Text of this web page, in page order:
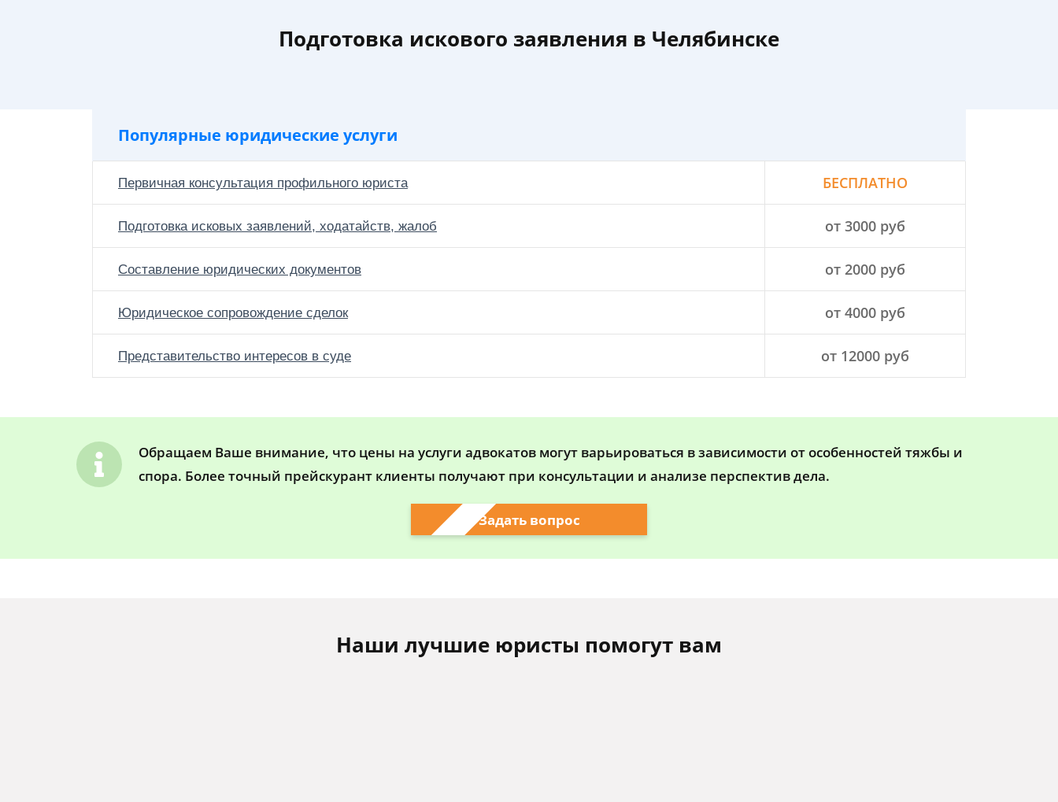
Подготовка искового заявления в Челябинске
Популярные юридические услуги
Первичная консультация профильного юриста БЕСПЛАТНО
Подготовка исковых заявлений, ходатайств, жалоб от 3000 руб
Составление юридических документов от 2000 руб
Юридическое сопровождение сделок от 4000 руб
Представительство интересов в суде от 12000 руб
Обращаем Ваше внимание, что цены на услуги адвокатов могут варьироваться в зависимости от особенностей тяжбы и
спора. Более точный прейскурант клиенты получают при консультации и анализе перспектив дела.
Задать вопрос
Наши лучшие юристы помогут вам